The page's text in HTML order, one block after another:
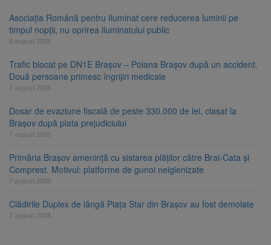
Asociația Română pentru Iluminat cere reducerea luminii pe
timpul nopții, nu oprirea iluminatului public
8 august 2026
Trafic blocat pe DN1E Brașov – Poiana Brașov după un accident.
Două persoane primesc îngrijiri medicale
7 august 2026
Dosar de evaziune fiscală de peste 330.000 de lei, clasat la
Brașov după plata prejudiciului
7 august 2026
Primăria Brașov amenință cu sistarea plăților către Brai-Cata și
Comprest. Motivul: platforme de gunoi neigienizate
7 august 2026
Clădirile Duplex de lângă Piața Star din Brașov au fost demolate
7 august 2026